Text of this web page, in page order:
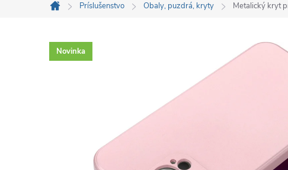
Domov
Príslušenstvo Obaly, puzdrá, kryty Metalický kryt
Novinka